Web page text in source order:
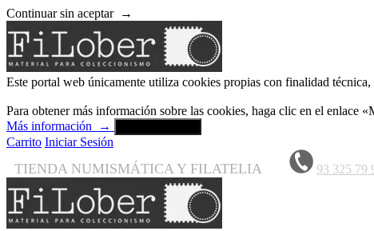
Continuar sin aceptar →
Este portal web únicamente utiliza cookies propias con finalidad
Para obtener más información sobre las cookies, haga clic en el enlace
Más información
→
Carrito Iniciar Sesión
TIENDA NUMISMÁTICA Y FILATELIA 93 325 79